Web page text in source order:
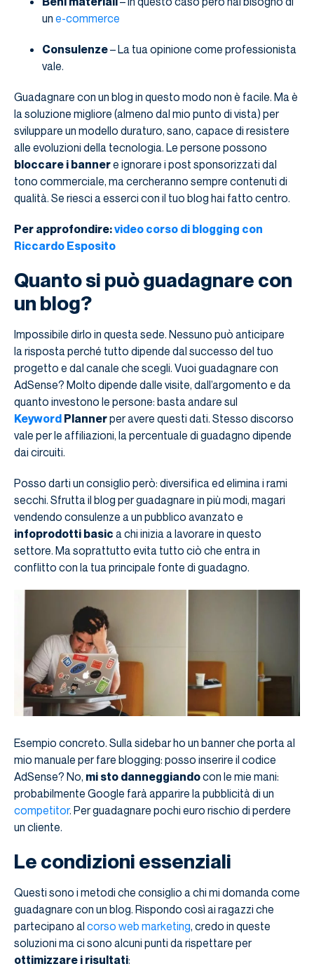
un e-commerce
Consulenze– La tua opinione come professionista
vale.
Guadagnare con un blog in questo modo non è facile. Ma è
la soluzione migliore (almeno dal mio punto di vista) per
sviluppare un modello duraturo, sano, capace di resistere
alle evoluzioni della tecnologia. Le persone possono
bloccare i bannere ignorare i post sponsorizzati dal
tono commerciale, ma cercheranno sempre contenuti di
qualità. Se riesci a esserci con il tuo blog hai fatto centro.
Per approfondire:video corso di blogging con
Riccardo Esposito
Quanto si può guadagnare con
un blog?
Impossibile dirlo in questa sede. Nessuno può anticipare
la risposta perché tutto dipende dal successo del tuo
progetto e dal canale che scegli. Vuoi guadagnare con
AdSense? Molto dipende dalle visite, dall’argomento e da
quanto investono le persone: basta andare sul
Keyword Plannerper avere questi dati. Stesso discorso
vale per le affiliazioni, la percentuale di guadagno dipende
dai circuiti.
Posso darti un consiglio però: diversifica ed elimina i rami
secchi. Sfrutta il blog per guadagnare in più modi, magari
vendendo consulenze a un pubblico avanzato e
infoprodotti basic a chi inizia a lavorare in questo
settore. Ma soprattutto evita tutto ciò che entra in
conflitto con la tua principale fonte di guadagno.
Esempio concreto. Sulla sidebar ho un banner che porta al
mio manuale per fare blogging: posso inserire il codice
AdSense? No, mi sto danneggiandocon le mie mani:
probabilmente Google farà apparire la pubblicità di un
competitor. Per guadagnare pochi euro rischio di perdere
un cliente.
Le condizioni essenziali
Questi sono i metodi che consiglio a chi mi domanda come
guadagnare con un blog. Rispondo così ai ragazzi che
partecipano al corso web marketing, credo in queste
soluzioni ma ci sono alcuni punti da rispettare per
ottimizzare i risultati: